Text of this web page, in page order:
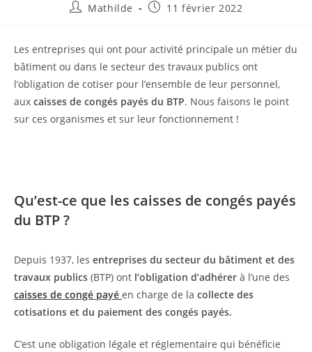
Mathilde 11 février 2022
Les entreprises qui ont pour activité principale un métier du
bâtiment ou dans le secteur des travaux publics ont
l’obligation de cotiser pour l’ensemble de leur personnel,
aux caisses de congés payés du BTP. Nous faisons le point
sur ces organismes et sur leur fonctionnement !
Qu’est-ce que les caisses de congés payés
du BTP ?
Depuis 1937, les entreprises du secteur du bâtiment et des
travaux publics (BTP) ont l’obligation d’adhérer à l’une des
caisses de congé payé en charge de la collecte des
cotisations et du paiement des congés payés.
C’est une obligation légale et réglementaire qui bénéficie